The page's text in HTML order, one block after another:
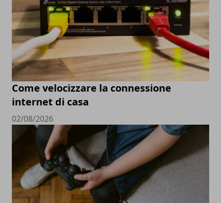
Come velocizzare la connessione
internet di casa
02/08/2026